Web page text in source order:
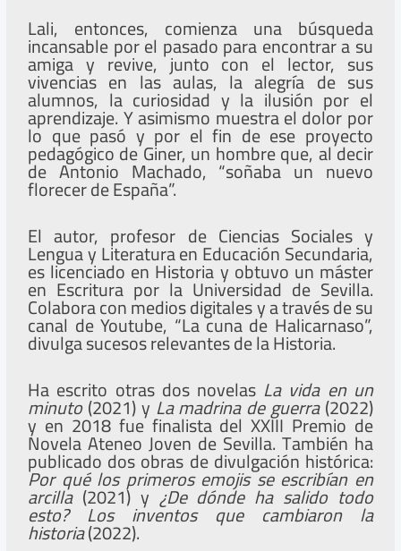
Lali, entonces, comienza una búsqueda
incansable por el pasado para encontrar a su
amiga y revive, junto con el lector, sus
vivencias en las aulas, la alegría de sus
alumnos, la curiosidad y la ilusión por el
aprendizaje. Y asimismo muestra el dolor por
lo que pasó y por el fin de ese proyecto
pedagógico de Giner, un hombre que, al decir
de Antonio Machado, “soñaba un nuevo
florecer de España”.
El autor, profesor de Ciencias Sociales y
Lengua y Literatura en Educación Secundaria,
es licenciado en Historia y obtuvo un máster
en Escritura por la Universidad de Sevilla.
Colabora con medios digitales y a través de su
canal de Youtube, “La cuna de Halicarnaso”,
divulga sucesos relevantes de la Historia.
Ha escrito otras dos novelas La vida en un
minuto(2021) yLa madrina de guerra(2022)
y en 2018 fue finalista del XXIII Premio de
Novela Ateneo Joven de Sevilla. También ha
publicado dos obras de divulgación histórica:
Por qué los primeros emojis se escribían en
arcilla(2021) y¿De dónde ha salido todo
esto? Los inventos que cambiaron la
historia(2022).